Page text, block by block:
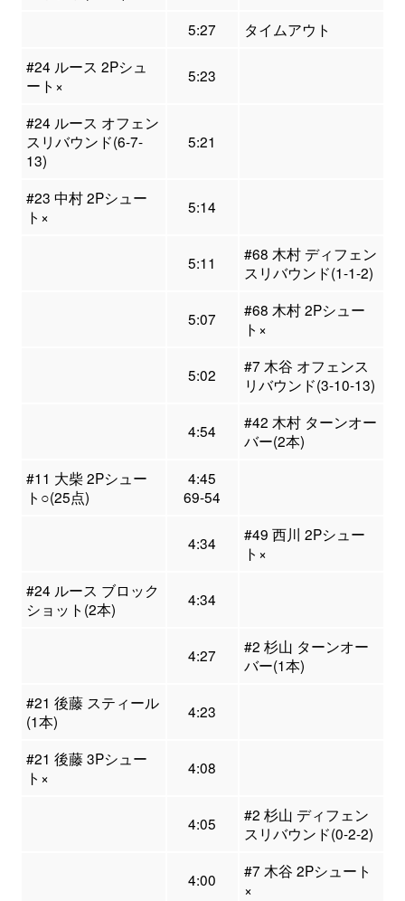
5:27
タイムアウト
#24 ルース 2Pシュ
ート×
5:23
#24 ルース オフェン
スリバウンド(6-7-
13)
5:21
#23 中村 2Pシュー
ト×
5:14
5:11
#68 木村 ディフェン
スリバウンド(1-1-2)
5:07
#68 木村 2Pシュー
ト×
5:02
#7 木谷 オフェンス
リバウンド(3-10-13)
4:54
#42 木村 ターンオー
バー(2本)
#11 大柴 2Pシュー
ト○(25点)
4:45
69-54
4:34
#49 西川 2Pシュー
ト×
#24 ルース ブロック
ショット(2本)
4:34
4:27
#2 杉山 ターンオー
バー(1本)
#21 後藤 スティール
(1本)
4:23
#21 後藤 3Pシュー
ト×
4:08
4:05
#2 杉山 ディフェン
スリバウンド(0-2-2)
4:00
#7 木谷 2Pシュート
×